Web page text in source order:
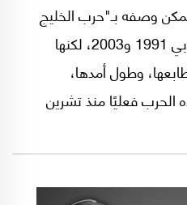
وصفه بـ"حرب الخليج
الثالثة"، التي تأتي بعد حربي 1991 و2003، لكنها
وطول أمدها،
الحرب فعليًا منذ تشرين